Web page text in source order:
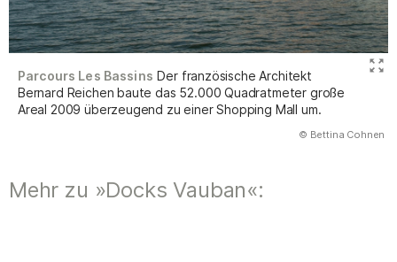
Parcours Les Bassins Der französische Architekt
Bernard Reichen baute das 52.000 Quadratmeter große
Areal 2009 überzeugend zu einer Shopping Mall um.
© Bettina Cohnen
Mehr zu »Docks Vauban«: